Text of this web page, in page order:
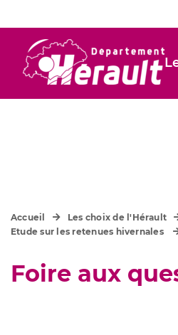
Foire aux
Accueil Les choix de l'Hérault
Etude sur les retenues hivernales